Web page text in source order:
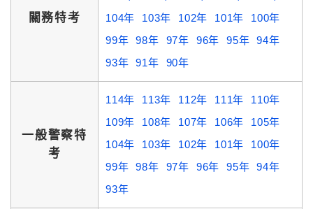
關務特考
104年
103年 102年 101年
100年
99年
98年 97年 96年 95年
94年
93年
91年 90年
一般警察特
考
114年 113年 112年 111年
110年
109年
108年 107年 106年
105年
104年
103年 102年 101年
100年
99年
98年 97年 96年 95年
94年
93年